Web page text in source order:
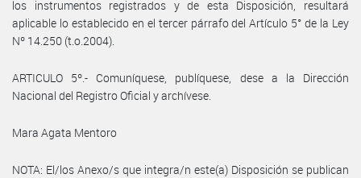
los instrumentos registrados y de esta Disposición, resultará
aplicable lo establecido en el tercer párrafo del Artículo 5° de la Ley
Nº 14.250 (t.o.2004).
ARTICULO 5º.- Comuníquese, publíquese, dese a la Dirección
Nacional del Registro Oficial y archívese.
Mara Agata Mentoro
NOTA: El/los Anexo/s que integra/n este(a) Disposición se publican